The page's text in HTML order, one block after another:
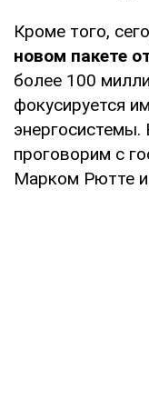
Кроме того,
новом пакете
более 100
фокусируется
проговорим с
Марком Рютте